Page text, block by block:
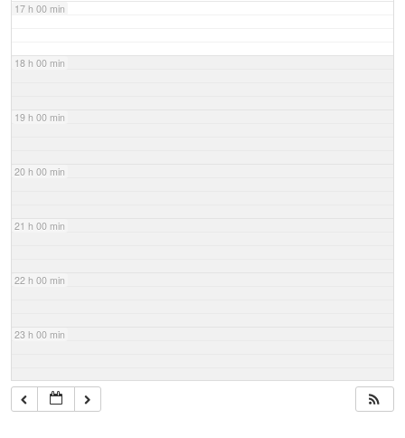
17 h 00 min
18 h 00 min
19 h 00 min
20 h 00 min
21 h 00 min
22 h 00 min
23 h 00 min